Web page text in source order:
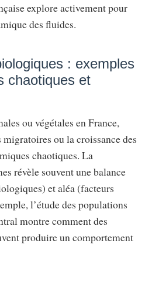
explore activement pour
des fluides.
: exemples
chaotiques et
ou végétales en France,
ou la croissance des
chaotiques. La
révèle souvent une balance
et aléa (facteurs
l’étude des populations
montre comment des
produire un comportement